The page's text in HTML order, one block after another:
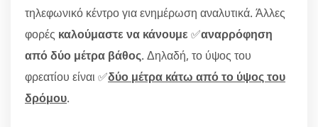
τηλεφωνικό κέντρο για ενημέρωση αναλυτικά. Άλλες
φορές καλούμαστε να κάνουμε ✅αναρρόφηση
από δύο μέτρα βάθος. Δηλαδή, το ύψος του
φρεατίου είναι ✅δύο μέτρα κάτω από το ύψος του
δρόμου.